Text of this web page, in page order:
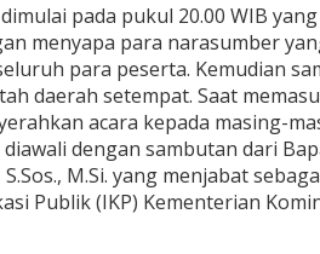
pada pukul 20.00 WIB
menyapa para narasumber
para peserta. Kemudian
daerah setempat. Saat
acara kepada masing-
dengan sambutan dari
M.Si. yang menjabat
Publik (IKP) Kementerian